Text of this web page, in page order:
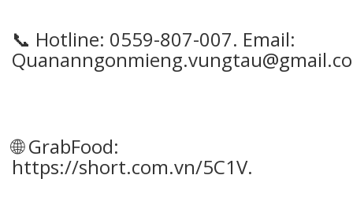
📞 Hotline: 0559-807-007. Email:
🌐 GrabFood:
https://short.com.vn/5C1V.